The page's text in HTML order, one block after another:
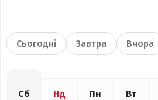
Сьогодні Завтра Вчора
Сб Нд Пн Вт